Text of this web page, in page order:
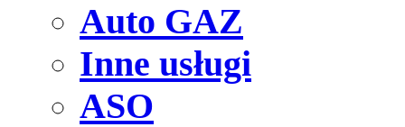
Auto GAZ
Inne usługi
ASO